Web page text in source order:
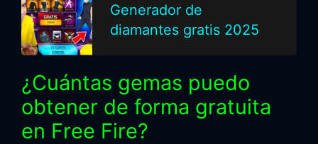
Generador de
diamantes gratis 2025
¿Cuántas gemas puedo
obtener de forma gratuita
en Free Fire?